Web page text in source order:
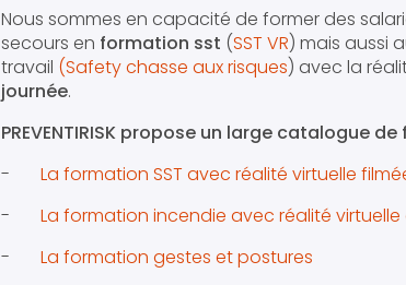
Nous sommes en capacité de former des
secours en formation sst (SST VR) mais aussi
travail (Safety chasse aux risques) avec la
journée.
PREVENTIRISK propose un large catalogue
-
La formation SST avec réalité virtuelle
- La formation incendie avec réalité
- La formation gestes et postures